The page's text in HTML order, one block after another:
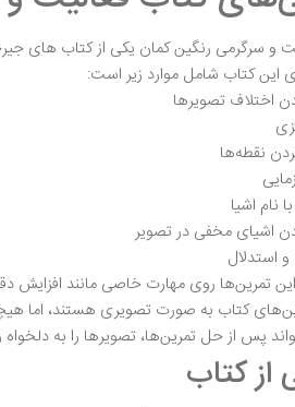
و سرگرمی رنگین کمان یکی از کتاب های
این کتاب شامل موارد زیر است:
اختلاف تصویرها
نقطه‌ها
نام اشیا
اشیای مخفی در تصویر
استدلال
این تمرین‌ها روی مهارت خاصی مانند
کتاب به صورت تصویری هستند، اما
پس از حل تمرین‌ها، تصویرها را به دلخواه
کتاب